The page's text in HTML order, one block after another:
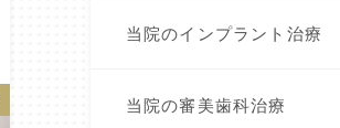
当院のインプラント治療
当院の審美歯科治療